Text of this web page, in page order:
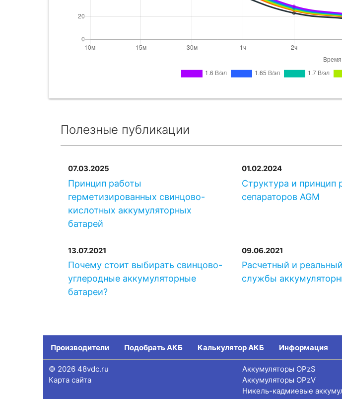
Полезные публикации
07.03.2025
Принцип работы
герметизированных свинцово-
кислотных аккумуляторных
батарей
01.02.2024
Структура и принцип
сепараторов AGM
13.07.2021
Почему стоит выбирать свинцово-
углеродные аккумуляторные
батареи?
09.06.2021
Расчетный и
службы
Производители Подобрать АКБ Калькулятор АКБ Информация
© 2026 48vdc.ru
Карта сайта
Аккумуляторы OPzS
Аккумуляторы OPzV
Никель-кадмиевые